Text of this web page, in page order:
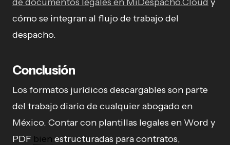
cómo se integran al flujo de trabajo del
despacho.
Conclusión
Los formatos jurídicos descargables son parte
del trabajo diario de cualquier abogado en
México. Contar con plantillas legales en Word y
PDF bien estructuradas para contratos,